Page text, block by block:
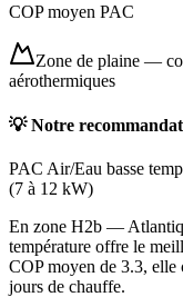
COP moyen PAC
Zone de plaine —
aérothermiques
💡 Notre
PAC Air/Eau basse
(7 à 12 kW)
En zone H2b —
température offre le
COP moyen de 3.3, elle
jours de chauffe.